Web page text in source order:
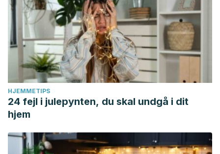
HJEMMETIPS
24 fejl i julepynten, du skal undgå i dit
hjem